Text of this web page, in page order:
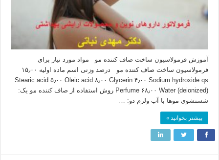
آموزش فرمولاسیون ساخت صاف کننده مو مواد مورد نیاز برای
فرمولاسیون ساخت صاف کننده مو درصد وزنی اسم ماده اولیه ۱۵٫۰۰
Stearic acid ۵٫۰۰ Oleic acid ۸٫۰۰ Glycerin ۴٫۰۰ Sodium hydroxide qs
Perfume ۶۸٫۰۰ Water (deionized) روش استفاده از صاف کننده مو یک:
شستشوی موها با آب ولرم دو: …
بیشتر بخوانید »